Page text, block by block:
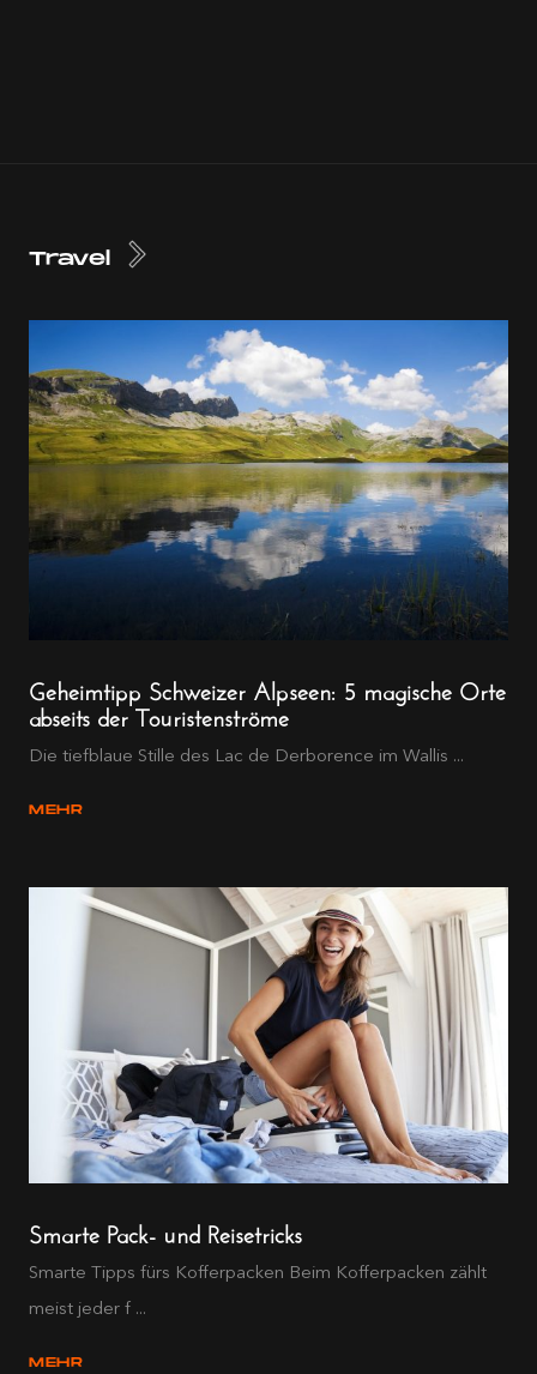
Travel
Geheimtipp Schweizer Alpseen: 5 magische Orte
abseits der Touristenströme
Die tiefblaue Stille des Lac de Derborence im Wallis ...
MEHR
Smarte Pack- und Reisetricks
Smarte Tipps fürs Kofferpacken Beim Kofferpacken zählt
meist jeder f ...
MEHR